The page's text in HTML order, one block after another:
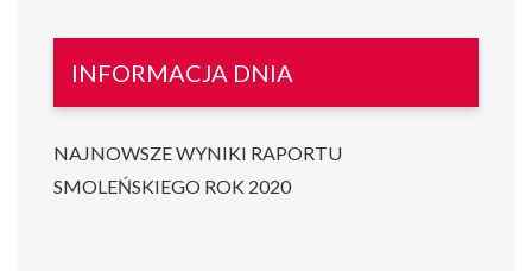
INFORMACJA DNIA
NAJNOWSZE WYNIKI RAPORTU
SMOLEŃSKIEGO ROK 2020